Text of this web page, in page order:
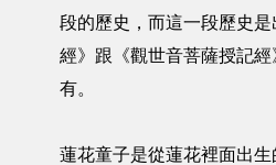
段的歷史，而這一段歷史
經》跟《觀世音菩薩授記
有。
蓮花童子是從蓮花裡面出